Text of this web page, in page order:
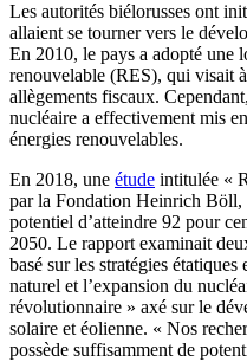
Les autorités biélorusses ont
allaient se tourner vers le
En 2010, le pays a adopté une
renouvelable (RES), qui visait
allègements fiscaux.
nucléaire a effectivement mis
énergies renouvelables.
En 2018, une étude intitulée «
par la Fondation Heinrich Böll,
potentiel d’atteindre 92 pour
2050. Le rapport examinait
basé sur les stratégies
naturel et l’expansion du
révolutionnaire » axé sur le
solaire et éolienne. « Nos
possède suffisamment de